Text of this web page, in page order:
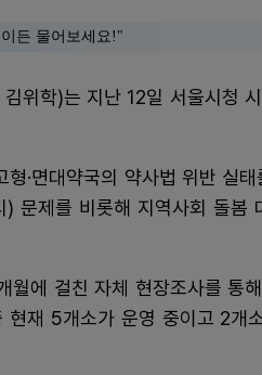
이든 물어보세요!"
위학)는 지난 12일 서울시청
·면대약국의 약사법 위반 실태
문제를 비롯해 지역사회 돌봄
에 걸친 자체 현장조사를 통
재 5개소가 운영 중이고 2개